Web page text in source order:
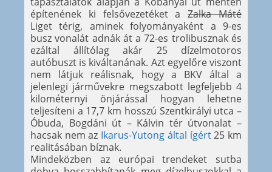
építenének ki felsővezetéket aZalka Máté
Liget térig, aminek folyományaként a 9-es
busz vonalát adnák át a 72-es trolibusznak és
ezáltal állítólag akár 25 dízelmotoros
autóbuszt is kiváltanának. Azt egyelőre viszont
nem látjuk reálisnak, hogy a BKV által a
jelenlegi járművekre megszabott legfeljebb 4
kilométernyi önjárással hogyan lehetne
teljesíteni a 17,7 km hosszú Szentkirályi utca –
Óbuda, Bogdáni út – Kálvin tér útvonalat –
hacsak nem az Ikarus-Yutong által ígért25 km
realitásában bíznak.
Mindeközben az európai trendeket sutba